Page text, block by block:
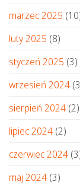
marzec 2025
luty 2025 (8)
styczeń 2025 (3)
wrzesień 2024
sierpień 2024 (2)
lipiec 2024 (2)
czerwiec 2024
maj 2024 (3)